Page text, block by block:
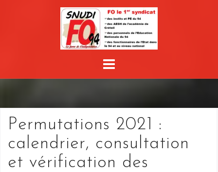
Permutations 2021 :
calendrier, consultation
et vérification des